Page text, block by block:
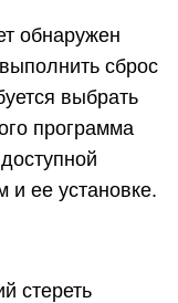
обнаружен
сброс
выбрать
программа
и ее установке.
стереть